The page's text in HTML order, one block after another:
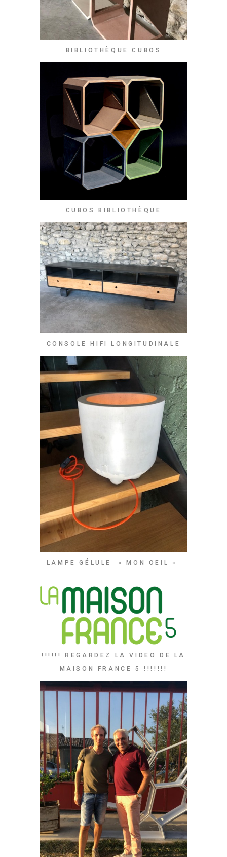
BIBLIOTHÈQUE CUBOS
CUBOS BIBLIOTHÈQUE
CONSOLE HIFI LONGITUDINALE
LAMPE GÉLULE » MON OEIL «
!!!!!! REGARDEZ LA VIDEO DE LA
MAISON FRANCE 5 !!!!!!!